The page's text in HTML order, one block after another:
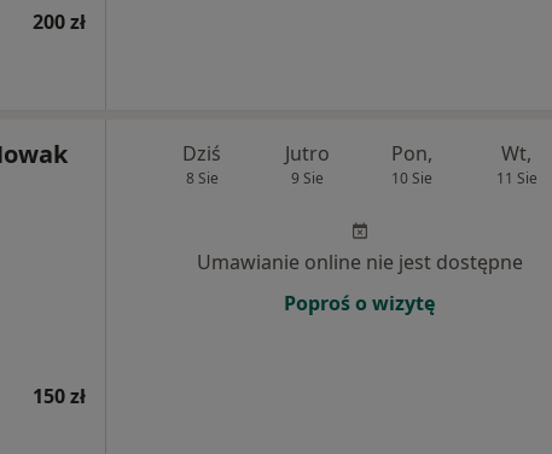
200 zł
150 zł
Dziś
8 Sie
Jutro
9 Sie
Pon,
10 Sie
Wt,
11 Sie
Umawianie online nie jest dostępne
Poproś o wizytę